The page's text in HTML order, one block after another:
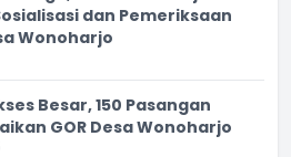
dan Pemeriksaan
Wonoharjo
Besar, 150 Pasangan
GOR Desa Wonoharjo